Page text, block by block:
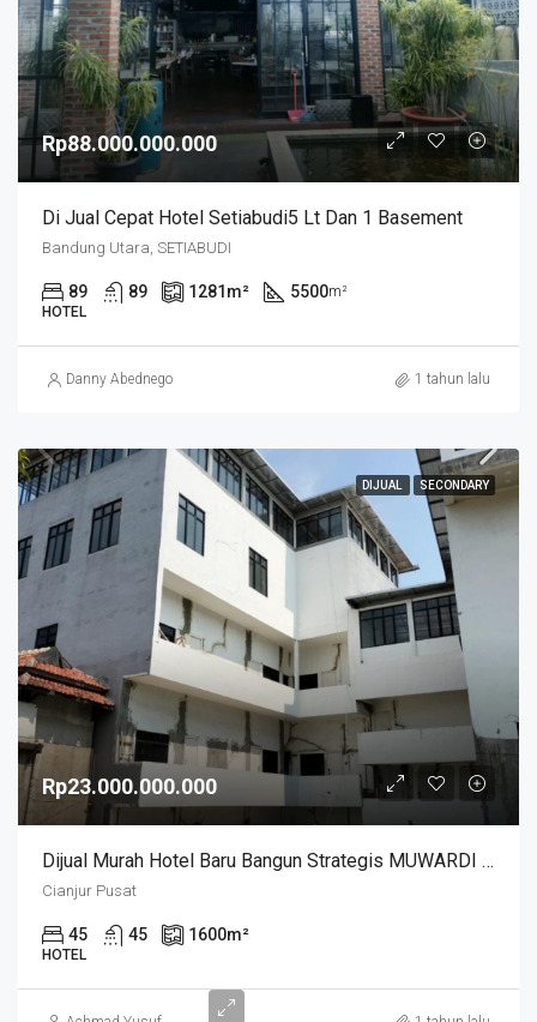
Rp88.000.000.000
Di Jual Cepat Hotel Setiabudi5 Lt Dan 1 Basement
Bandung Utara, SETIABUDI
89 89 1281 m² 5500m²
HOTEL
Danny Abednego 1 tahun lalu
DIJUAL SECONDARY
Rp23.000.000.000
Dijual Murah Hotel Baru Bangun Strategis MUWARDI Kota Cianjur
Cianjur Pusat
45 45 1600m²
HOTEL